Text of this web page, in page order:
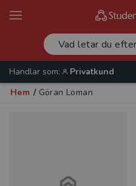
Handlar som:
Privatkund
Hem / Göran Loman